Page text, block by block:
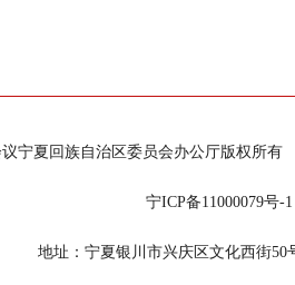
宁夏回族自治区委员会办公厅版权所有
宁ICP备11000079号-1
地址：宁夏银川市兴庆区文化西街50